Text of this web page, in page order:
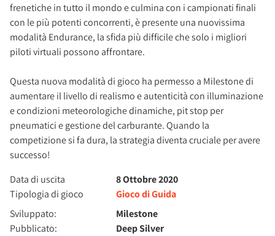
frenetiche in tutto il mondo e culmina con i campionati finali
con le più potenti concorrenti, è presente una nuovissima
modalità Endurance, la sfida più difficile che solo i migliori
piloti virtuali possono affrontare.
Questa nuova modalità di gioco ha permesso a Milestone di
aumentare il livello di realismo e autenticità con illuminazione
e condizioni meteorologiche dinamiche, pit stop per
pneumatici e gestione del carburante. Quando la
competizione si fa dura, la strategia diventa cruciale per avere
successo!
Data di uscita
8 Ottobre 2020
Tipologia di gioco
Gioco di Guida
Sviluppato:
Milestone
Pubblicato:
Deep Silver